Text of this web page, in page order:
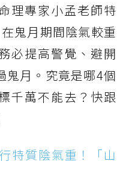
理專家小孟老師特
鬼月期間陰氣較重
必提高警覺、避開
鬼月。究竟是哪4個
千萬不能去？快跟
特質陰氣重！「山